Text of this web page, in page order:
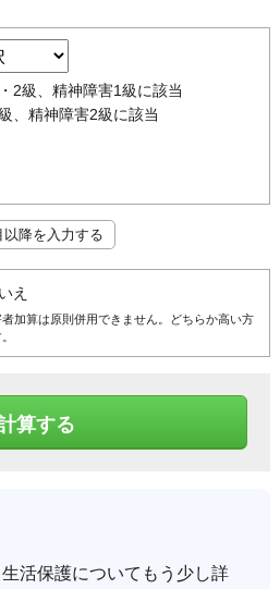
2級、精神障害1級に該当
、精神障害2級に該当
以降を入力する
え
加算は原則併用できません。どちらか高い方
活保護についてもう少し詳